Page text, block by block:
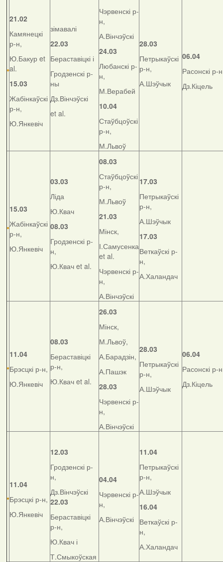
21.02
Камянецкі
р-н,
Ю.Бакур et
al.
15.03
Жабінкаўскі
р-н,
Ю.Янкевіч
зімавалі
22.03
Бераставіцкі і
Гродзенскі р-
ны
Дз.Вінчэўскі
et al.
Чэрвенскі р-
н,
А.Вінчэўскі
24.03
Любанскі р-
н,
М.Верабей
10.04
Стаўбцоўскі
р-н,
М.Львоў
28.03
Петрыкаўскі
р-н,
А.Шэўчык
06.04
Расонскі р-
Дз.Кіцель
15.03
Жабінкаўскі
р-н,
Ю.Янкевіч
03.03
Ліда
Ю.Квач
08.03
Гродзенскі р-
н,
Ю.Квач et al.
08.03
Стаўбцоўскі
р-н,
М.Львоў
21.03
Мінск,
І.Самусенка
et al.
Чэрвенскі р-
н,
А.Вінчэўскі
17.03
Петрыкаўскі
р-н,
А.Шэўчык
17.03
Веткаўскі р-
н,
А.Халандач
11.04
Брэсцкі р-н,
Ю.Янкевіч
08.03
Бераставіцкі
р-н,
Ю.Квач et al.
26.03
Мінск,
М.Львоў,
А.Барадзін,
А.Пашэк
28.03
Чэрвенскі р-
н,
А.Вінчэўскі
28.03
Петрыкаўскі
р-н,
А.Шэўчык
06.04
Расонскі р-
Дз.Кіцель
11.04
Брэсцкі р-н,
Ю.Янкевіч
12.03
Гродзенскі р-
н,
Дз.Вінчэўскі
22.03
Бераставіцкі
р-н,
Ю.Квач і
Т.Смыкоўская
04.04
Чэрвенскі р-
н,
А.Вінчэўскі
11.04
Петрыкаўскі
р-н,
А.Шэўчык
16.04
Веткаўскі р-
н,
А.Халандач